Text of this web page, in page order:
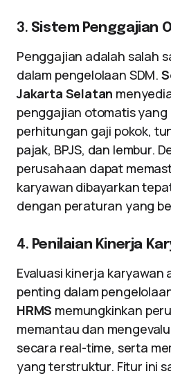
3. Sistem Penggajian
Penggajian adalah salah
dalam pengelolaan SDM.
Jakarta Selatan
penggajian otomatis yang
perhitungan gaji pokok,
pajak, BPJS, dan lembur.
perusahaan dapat
karyawan dibayarkan
dengan peraturan yang
4. Penilaian Kinerja
Evaluasi kinerja karyawan
penting dalam
HRMS memungkinkan
memantau dan
secara real-time, serta
yang terstruktur. Fitur ini